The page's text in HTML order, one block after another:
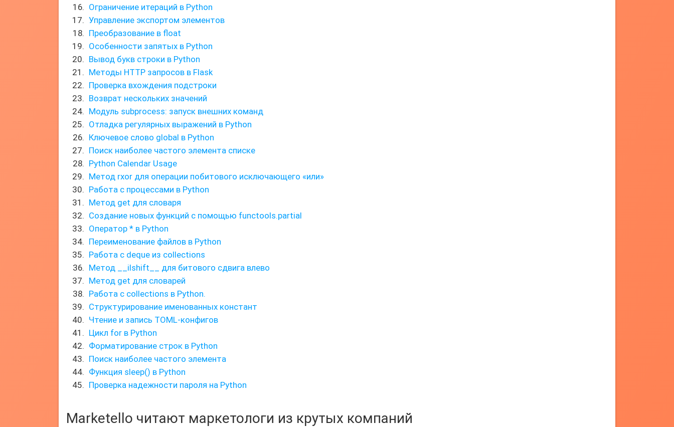
Ограничение итераций в Python
Управление экспортом элементов
Преобразование в float
Особенности запятых в Python
Вывод букв строки в Python
Методы HTTP запросов в Flask
Проверка вхождения подстроки
Возврат нескольких значений
Модуль subprocess: запуск внешних команд
Отладка регулярных выражений в Python
Ключевое слово global в Python
Поиск наиболее частого элемента списке
Python Calendar Usage
Метод rxor для операции побитового исключающего «или»
Работа с процессами в Python
Метод get для словаря
Создание новых функций с помощью functools.partial
Оператор * в Python
Переименование файлов в Python
Работа с deque из collections
Метод __ilshift__ для битового сдвига влево
Метод get для словарей
Работа с collections в Python.
Структурирование именованных констант
Чтение и запись TOML-конфигов
Цикл for в Python
Форматирование строк в Python
Поиск наиболее частого элемента
Функция sleep() в Python
Проверка надежности пароля на Python
Marketello читают маркетологи из крутых компаний